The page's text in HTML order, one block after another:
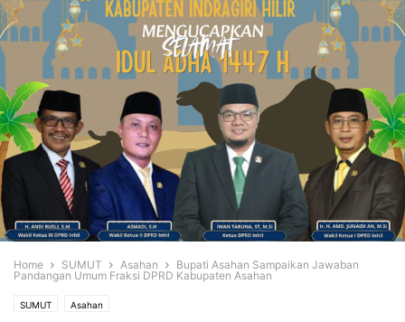
Home SUMUT Asahan
Bupati Asahan Sampaikan Jawaban
Pandangan Umum Fraksi DPRD Kabupaten Asahan
SUMUT Asahan